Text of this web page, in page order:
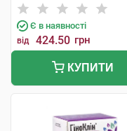
Є в наявності
від 424.50 грн
КУПИТИ